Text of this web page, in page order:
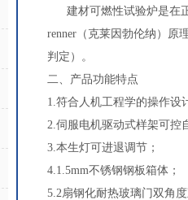
建材可燃性试验炉是在正
renner（克莱因勃伦纳）原
判定）。
二、产品功能特点
1.符合人机工程学的操作设
2.伺服电机驱动式样架可控
3.本生灯可进退调节；
4.1.5mm不锈钢钢板箱体；
5.2扇钢化耐热玻璃门双角